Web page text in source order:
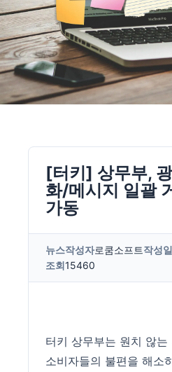
[터키] 상무부,
화/메시지 일괄
가동
뉴스작성자로쿰소프트작성일
조회15460
터키 상무부는 원치 않
소비자들의 불편을 해소